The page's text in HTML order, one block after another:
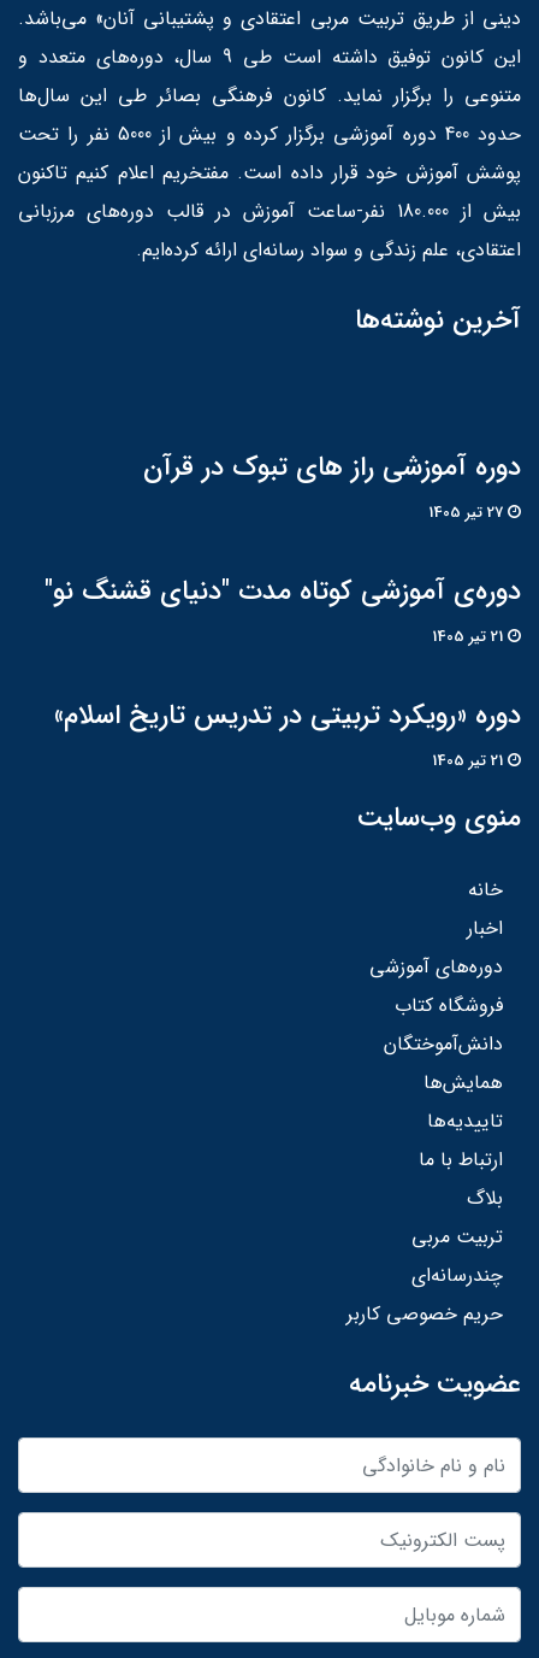
دینی از طریق تربیت مربی اعتقادی و پشتیبانی آنان» می‌باشد.
این کانون توفیق داشته است طی 9 سال، دوره‌های متعدد و
متنوعی را برگزار نماید. کانون فرهنگی بصائر طی این سال‌ها
حدود 400 دوره آموزشی برگزار کرده و بیش از 5000 نفر را تحت
پوشش آموزش خود قرار داده است. مفتخریم اعلام کنیم تاکنون
بیش از 180.000 نفر-ساعت آموزش در قالب دوره‌های مرزبانی
اعتقادی، علم زندگی و سواد رسانه‌ای ارائه کرده‌ایم.
آخرین نوشته‌ها
دوره آموزشی راز های تبوک در قرآن
دوره‌ی آموزشی کوتاه مدت "دنیای قشنگ نو"
دوره «رویکرد تربیتی در تدریس تاریخ اسلام»
منوی وب‌سایت
خانه
اخبار
دوره‌های آموزشی
فروشگاه کتاب
دانش‌آموختگان
همایش‌ها
تاییدیه‌ها
ارتباط با ما
بلاگ
تربیت مربی
چندرسانه‌ای
حریم خصوصی کاربر
عضویت خبرنامه